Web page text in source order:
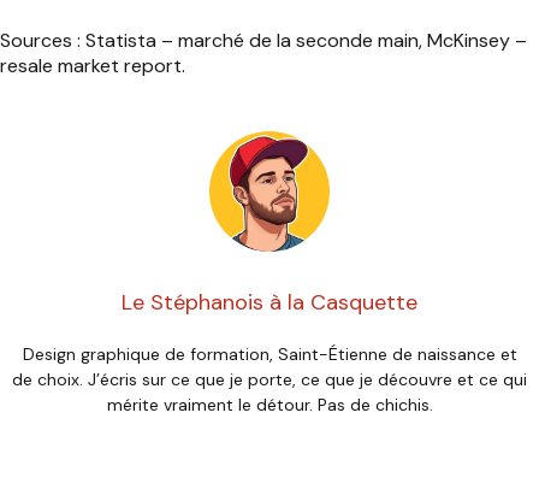
Sources : Statista – marché de la seconde main, McKinsey –
resale market report.
Le Stéphanois à la Casquette
Design graphique de formation, Saint-Étienne de naissance et
de choix. J’écris sur ce que je porte, ce que je découvre et ce qui
mérite vraiment le détour. Pas de chichis.